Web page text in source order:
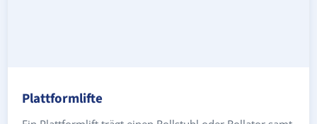
Plattformlifte